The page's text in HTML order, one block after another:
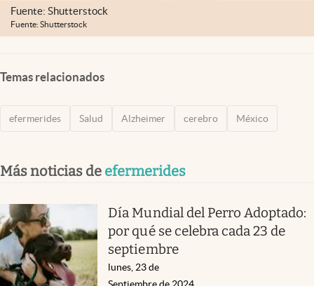
Fuente: Shutterstock
Fuente: Shutterstock
Temas relacionados
efermerides Salud Alzheimer cerebro México
Más noticias de efermerides
Día Mundial del Perro Adoptado:
por qué se celebra cada 23 de
septiembre
lunes, 23 de